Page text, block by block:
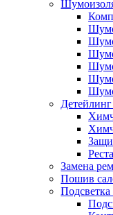
Детейлинг
Замена
Пошив
Подсветка